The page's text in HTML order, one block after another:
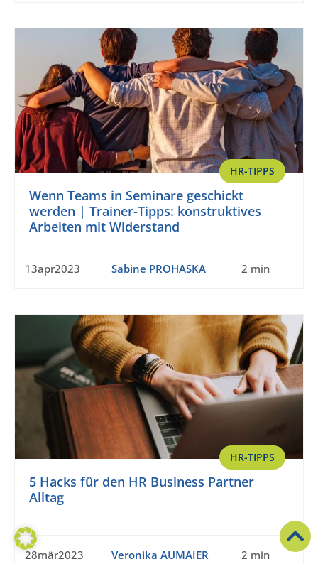
HR-TIPPS
Wenn Teams in Seminare geschickt
werden | Trainer-Tipps: konstruktives
Arbeiten mit Widerstand
13apr2023 Sabine PROHASKA 2 min
HR-TIPPS
5 Hacks für den HR Business Partner
Alltag
28mär2023 Veronika AUMAIER 2 min